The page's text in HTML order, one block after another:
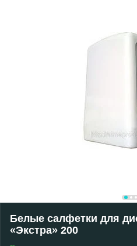
Белые салфетки для
«Экстра» 200